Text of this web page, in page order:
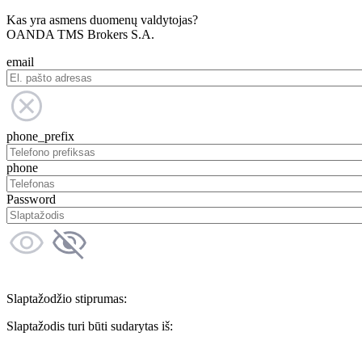
Kas yra asmens duomenų valdytojas?
OANDA TMS Brokers S.A.
email
phone_prefix
phone
Password
Slaptažodžio stiprumas:
Slaptažodis turi būti sudarytas iš: